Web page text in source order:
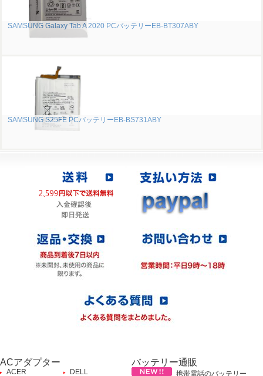
SAMSUNG Galaxy Tab A 2020 PCバッテリーEB-BT307ABY
SAMSUNG S25FE PCバッテリーEB-BS731ABY
ACアダプター
ACER DELL
バッテリー通販
携帯電話のバッテリー